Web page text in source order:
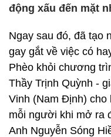
động xấu đến mặt
Ngay sau đó, đã tạo
gay gắt về việc có
Phèo khỏi chương
Thầy Trịnh Quỳnh -
Vinh (Nam Định)
mỗi người khi mở ra
Anh Nguyễn Sóng